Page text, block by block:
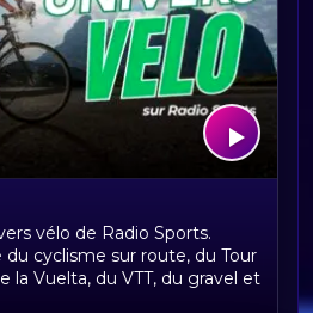
Cyclo, votre
vélo de Radio Sports.
cyclisme sur route, du Tour
la Vuelta, du VTT, du gravel et